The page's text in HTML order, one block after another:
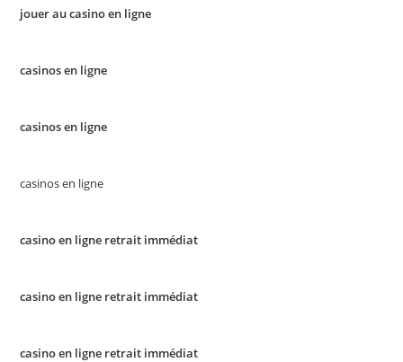
jouer au casino en ligne
casinos en ligne
casinos en ligne
casinos en ligne
casino en ligne retrait immédiat
casino en ligne retrait immédiat
casino en ligne retrait immédiat